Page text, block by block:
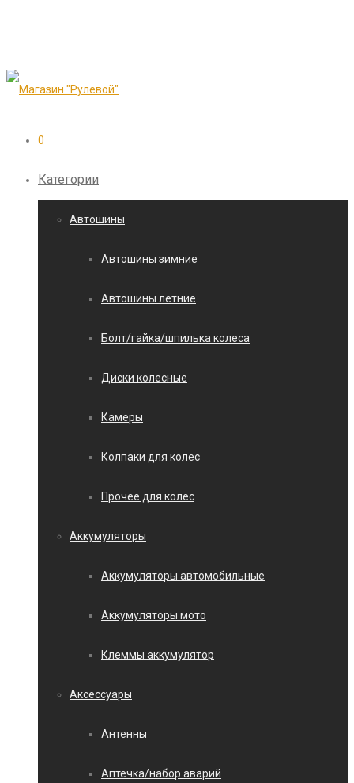
0
Категории
Автошины
Автошины зимние
Автошины летние
Болт/гайка/шпилька колеса
Диски колесные
Камеры
Колпаки для колес
Прочее для колес
Аккумуляторы
Аккумуляторы автомобильные
Аккумуляторы мото
Клеммы аккумулятор
Аксессуары
Антенны
Аптечка/набор аварий